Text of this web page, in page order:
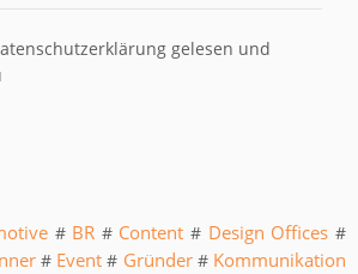
gelesen und
# BR # Content # Design Offices #
# Event # Gründer# Kommunikation